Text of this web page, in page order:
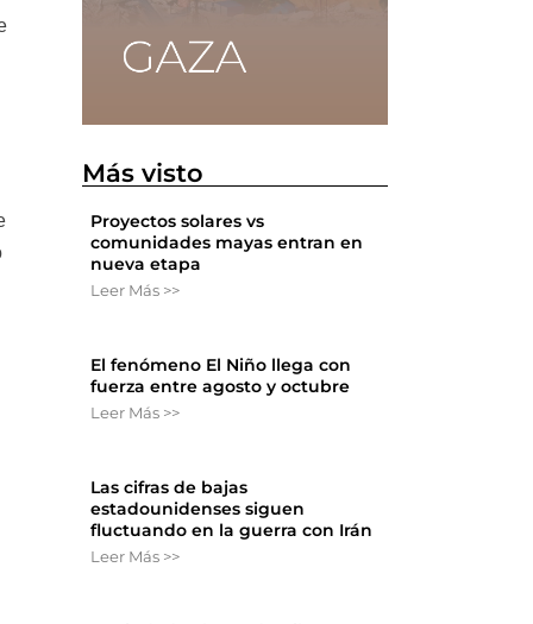
Más visto
Proyectos solares vs
comunidades mayas entran en
nueva etapa
Leer Más >>
El fenómeno El Niño llega con
fuerza entre agosto y octubre
Leer Más >>
Las cifras de bajas
estadounidenses siguen
fluctuando en la guerra con Irán
Leer Más >>